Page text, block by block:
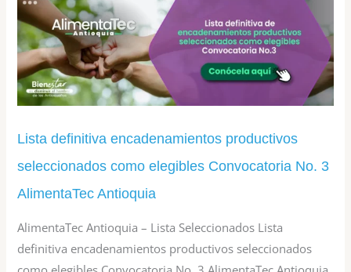
Lista definitiva encadenamientos productivos
seleccionados como elegibles Convocatoria No. 3
AlimentaTec Antioquia
AlimentaTec Antioquia – Lista Seleccionados Lista
definitiva encadenamientos productivos seleccionados
Lista
definitiva
encadenamientos
productivos
como
elegibles
Convocatoria
3
AlimentaTec